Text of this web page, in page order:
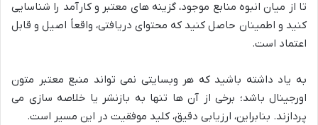
تا از میان انبوه منابع موجود، گزینه های معتبر و کارآمد را شناسایی
کنید و اطمینان حاصل کنید که محتوای دریافتی، واقعاً اصیل و قابل
اعتماد است.
به یاد داشته باشید که هر وبسایتی نمی تواند منبع معتبر متون
اورجینال باشد؛ برخی از آن ها تنها به بازنشر یا خلاصه سازی می
پردازند. بنابراین، ارزیابی دقیق، کلید موفقیت در این مسیر است.